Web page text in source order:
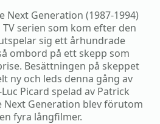
Next Generation (1987-1994)
serien som kom efter den
sig ett århundrade
ombord på ett skepp som
Besättningen på skeppet
ny och leds denna gång av
Luc Picard spelad av Patrick
Next Generation blev förutom
fyra långfilmer.